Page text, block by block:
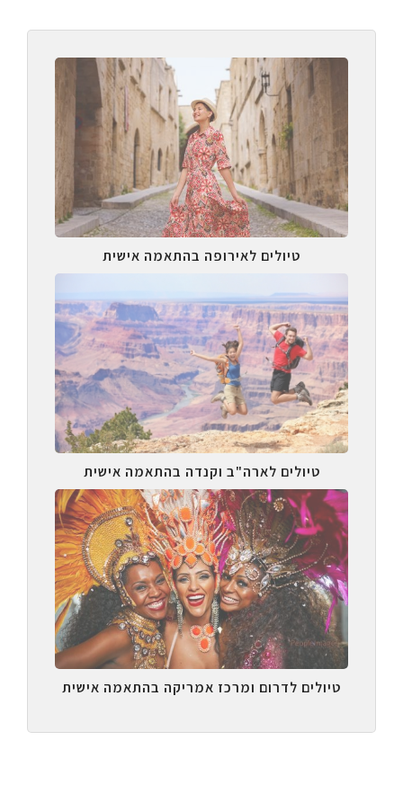
טיולים לאירופה בהתאמה אישית
טיולים לארה"ב וקנדה בהתאמה אישית
טיולים לדרום ומרכז אמריקה בהתאמה אישית